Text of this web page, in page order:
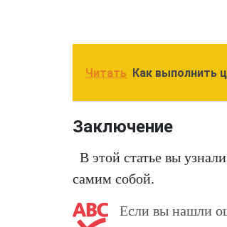
Читать Как выполнить
Заключение
В этой статье вы
самим собой.
Если вы нашли